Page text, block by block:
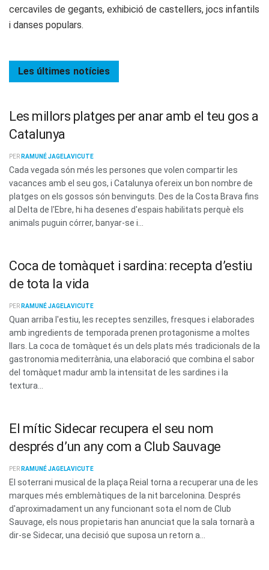
cercaviles de gegants, exhibició de castellers, jocs infantils
i danses populars.
Les últimes notícies
Les millors platges per anar amb el teu gos a
Catalunya
PER RAMUNÉ JAGELAVICUTE
Cada vegada són més les persones que volen compartir les
vacances amb el seu gos, i Catalunya ofereix un bon nombre de
platges on els gossos són benvinguts. Des de la Costa Brava fins
al Delta de l'Ebre, hi ha desenes d'espais habilitats perquè els
animals puguin córrer, banyar-se i...
Coca de tomàquet i sardina: recepta d’estiu
de tota la vida
PER RAMUNÉ JAGELAVICUTE
Quan arriba l'estiu, les receptes senzilles, fresques i elaborades
amb ingredients de temporada prenen protagonisme a moltes
llars. La coca de tomàquet és un dels plats més tradicionals de la
gastronomia mediterrània, una elaboració que combina el sabor
del tomàquet madur amb la intensitat de les sardines i la
textura...
El mític Sidecar recupera el seu nom
després d’un any com a Club Sauvage
PER RAMUNÉ JAGELAVICUTE
El soterrani musical de la plaça Reial torna a recuperar una de les
marques més emblemàtiques de la nit barcelonina. Després
d'aproximadament un any funcionant sota el nom de Club
Sauvage, els nous propietaris han anunciat que la sala tornarà a
dir-se Sidecar, una decisió que suposa un retorn a...